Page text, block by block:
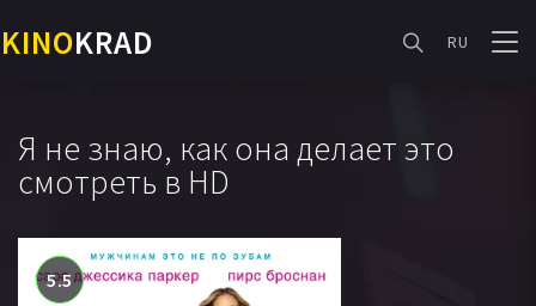
KINOKRAD RU
Я не знаю, как она делает это
смотреть в HD
5.5